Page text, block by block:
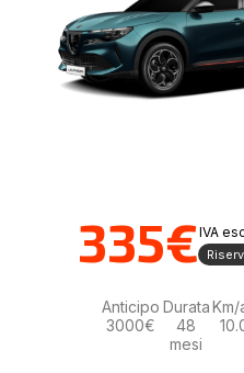
335€IVA
Anticipo
3000€
Durata
48
mesi
Km/